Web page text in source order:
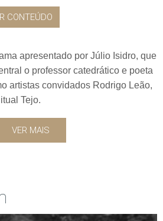
CONTEÚDO
apresentado por Júlio Isidro, que
o professor catedrático e poeta
artistas convidados Rodrigo Leão,
Tejo.
VER MAIS